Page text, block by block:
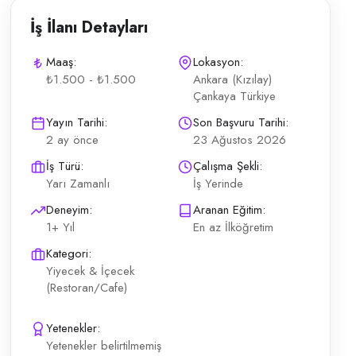
8.5 saat Ücret 1.500 TL Sinek kaydı sakal tıraşı zorunludur
İş İlanı Detayları
Maaş:
₺1.500 - ₺1.500
Lokasyon:
Ankara (Kızılay)
Çankaya Türkiye
Yayın Tarihi:
2 ay önce
Son Başvuru Tarihi:
23 Ağustos 2026
İş Türü:
Yarı Zamanlı
Çalışma Şekli:
İş Yerinde
Deneyim:
1+ Yıl
Aranan Eğitim:
En az İlköğretim
Kategori:
Yiyecek & İçecek
(Restoran/Cafe)
Yetenekler:
Yetenekler belirtilmemiş